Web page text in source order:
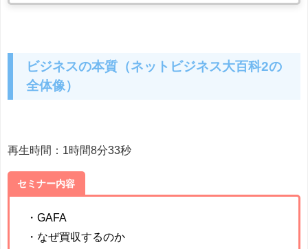
ビジネスの本質（ネットビジネス大百科2の
全体像）
再生時間：1時間8分33秒
セミナー内容
・GAFA
・なぜ買収するのか